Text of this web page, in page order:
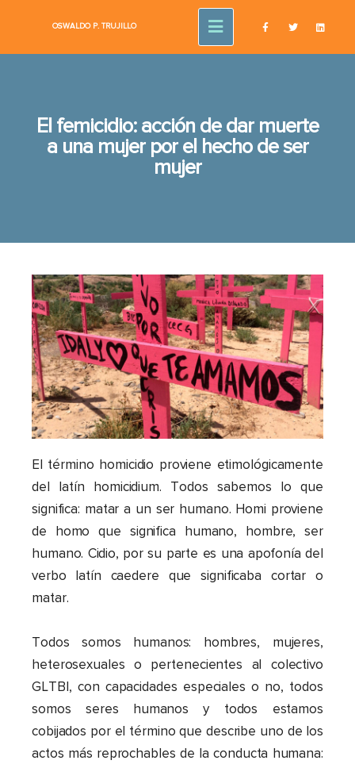
OSWALDO P. TRUJILLO
El femicidio: acción de dar muerte
a una mujer por el hecho de ser
mujer
El término homicidio proviene etimológicamente
del latín homicidium. Todos sabemos lo que
significa: matar a un ser humano. Homi proviene
de homo que significa humano, hombre, ser
humano. Cidio, por su parte es una apofonía del
verbo latín caedere que significaba cortar o
matar.
Todos somos humanos: hombres, mujeres,
heterosexuales o pertenecientes al colectivo
GLTBI, con capacidades especiales o no, todos
somos seres humanos y todos estamos
cobijados por el término que describe uno de los
actos más reprochables de la conducta humana: